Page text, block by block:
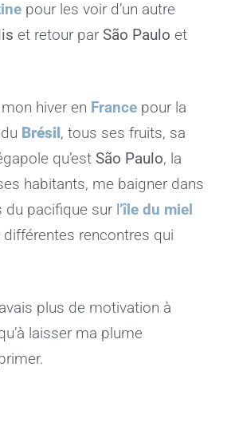
pour les voir d’un autre
et retour par São Paulo et
hiver en France pour la
Brésil , tous ses fruits, sa
qu’est São Paulo, la
habitants, me baigner dans
pacifique sur l ’île du miel
différentes rencontres qui
plus de motivation à
laisser ma plume